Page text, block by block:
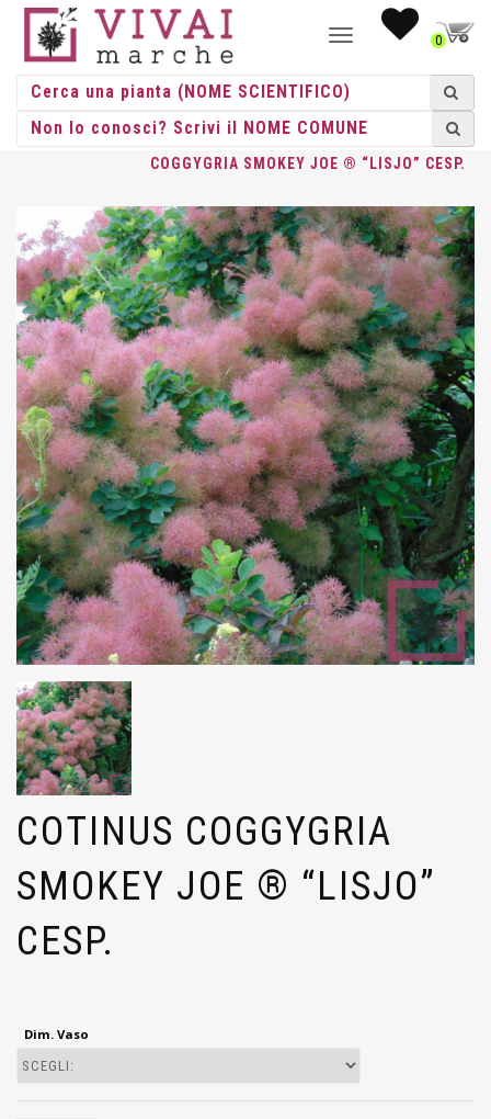
NAVIGAZIONE0
HOME /CESPUGLI/CESPUGLI VASO/ COTINUS / COTINUS
COGGYGRIA SMOKEY JOE ® “LISJO” CESP.
COTINUS COGGYGRIA
SMOKEY JOE ® “LISJO”
CESP.
Dim. Vaso